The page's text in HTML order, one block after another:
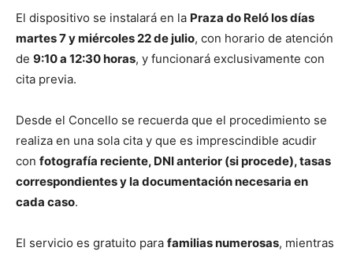
El dispositivo se instalará en la Praza do Reló los días
martes 7 y miércoles 22 de julio, con horario de atención
de 9:10 a 12:30 horas, y funcionará exclusivamente con
cita previa.
Desde el Concello se recuerda que el procedimiento se
realiza en una sola cita y que es imprescindible acudir
con fotografía reciente, DNI anterior (si procede), tasas
correspondientes y la documentación necesaria en
cada caso.
El servicio es gratuito para familias numerosas, mientras